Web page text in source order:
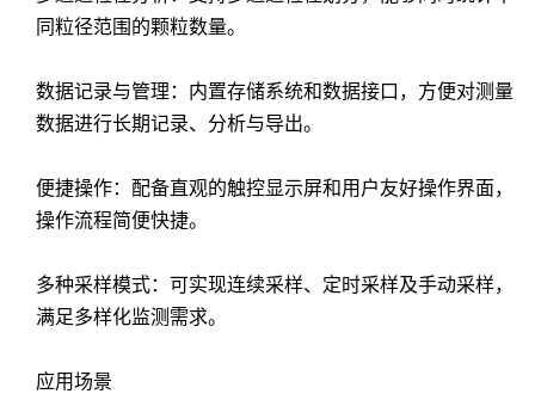
同粒径范围的颗粒数量。
数据记录与管理：内置存储系统和数据接口，方便对测量
数据进行长期记录、分析与导出。
便捷操作：配备直观的触控显示屏和用户友好操作界面，
操作流程简便快捷。
多种采样模式：可实现连续采样、定时采样及手动采样，
满足多样化监测需求。
应用场景